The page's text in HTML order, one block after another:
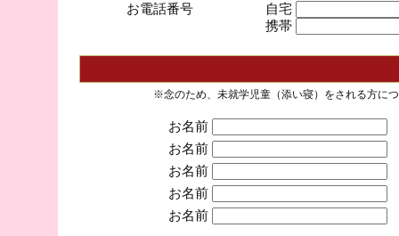
お電話番号
自宅
携帯
※念のため、未就学児童（添い寝）をされる方に
お名前
お名前
お名前
お名前
お名前